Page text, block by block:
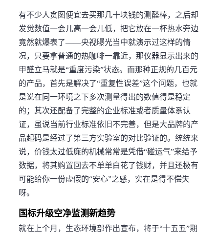
有不少人贪图便宜去买那几十块钱的测醛棒，之后却
发觉数值一会儿高一会儿低，把它放在一杯热水旁边
竟然就爆表了——央视曝光当中就演示过这样的情
况，只要拿普通的热咖啡一靠近，那仪器显示出来的
甲醛立马就是“重度污染”状态。而那种正规的几百元
的产品，首先是解决了“重复性误差”这个问题，也就
是说在同一环境之下多次测量得出的数值得是稳定
的；其次还配备了完整的企业标准或者质量体系认
证，虽说当前行业标准依旧不完善，但是大品牌的产
品起码是经过了第三方实验室的对比验证的。统统来
说，价钱太过低廉的机械常常是凭借“碰运气”来给予
数据，将其购置回去不单单白花了钱财，并且还极有
可能给你一份虚假的“安心”之感，实在是得不偿失
呀。
国标升级空净监测新趋势
就在上个月，生态环境部作出宣布，将于“十五五”期